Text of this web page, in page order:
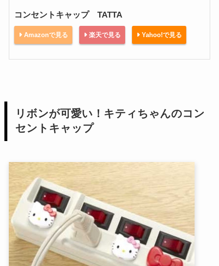
コンセントキャップ TATTA
Amazonで見る 楽天で見る Yahoo!で見る
リボンが可愛い！キティちゃんのコン
セントキャップ